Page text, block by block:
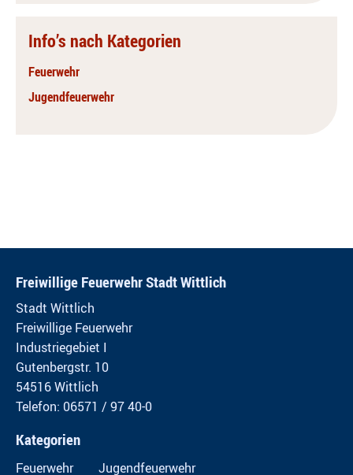
Info’s nach Kategorien
Feuerwehr
Jugendfeuerwehr
Freiwillige Feuerwehr Stadt Wittlich
Stadt Wittlich
Freiwillige Feuerwehr
Industriegebiet I
Gutenbergstr. 10
54516 Wittlich
Telefon: 06571 / 97 40-0
Kategorien
Feuerwehr Jugendfeuerwehr